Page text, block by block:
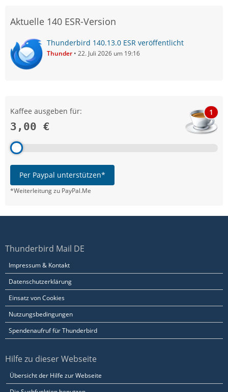
Aktuelle 140 ESR-Version
Thunderbird 140.13.0 ESR veröffentlicht
Thunder 22. Juli 2026 um 19:16
Kaffee ausgeben für:
3,00 €
1
Per Paypal unterstützen*
*Weiterleitung zu PayPal.Me
Thunderbird Mail DE
Impressum & Kontakt
Datenschutzerklärung
Einsatz von Cookies
Nutzungsbedingungen
Spendenaufruf für Thunderbird
Hilfe zu dieser Webseite
Übersicht der Hilfe zur Webseite